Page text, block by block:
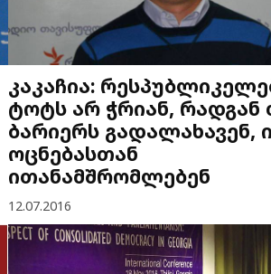
კაკაჩია:
ტოტს არ ჭრიან, რადგან
ბარიერს გადალახავენ,
ოცნებასთან
ითანამშრომლებენ
12.07.2016